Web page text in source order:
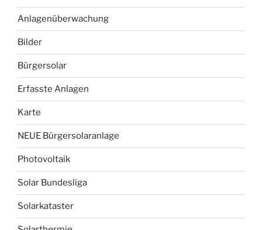
Anlagenüberwachung
Bilder
Bürgersolar
Erfasste Anlagen
Karte
NEUE Bürgersolaranlage
Photovoltaik
Solar Bundesliga
Solarkataster